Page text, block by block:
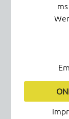
Grafik-
Online-
Impressum